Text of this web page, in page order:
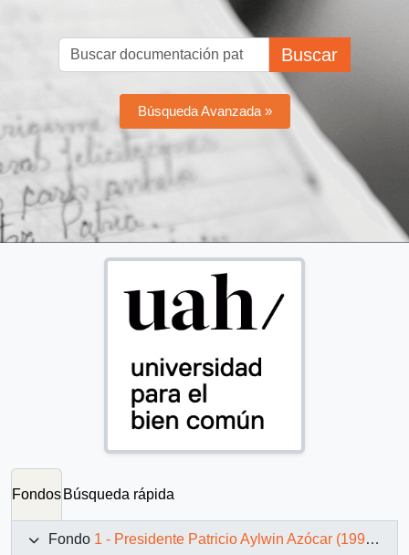
Buscar
Búsqueda Avanzada »
Fondos Búsqueda rápida
Fondo 1 - Presidente Patricio Aylwin Azócar (1990-1994)